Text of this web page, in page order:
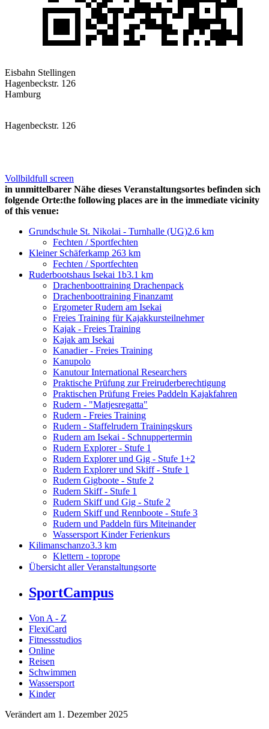
Eisbahn Stellingen
Hagenbeckstr. 126
Hamburg
Hagenbeckstr. 126
Vollbildfull screen
in unmittelbarer Nähe dieses Veranstaltungsortes befinden sich
folgende Orte:the following places are in the immediate vicinity
of this venue:
Grundschule St. Nikolai - Turnhalle (UG)2.6 km
Fechten / Sportfechten
Kleiner Schäferkamp 263 km
Fechten / Sportfechten
Ruderbootshaus Isekai 1b3.1 km
Drachenboottraining Drachenpack
Drachenboottraining Finanzamt
Ergometer Rudern am Isekai
Freies Training für Kajakkursteilnehmer
Kajak - Freies Training
Kajak am Isekai
Kanadier - Freies Training
Kanupolo
Kanutour International Researchers
Praktische Prüfung zur Freiruderberechtigung
Praktischen Prüfung Freies Paddeln Kajakfahren
Rudern - "Matjesregatta"
Rudern - Freies Training
Rudern - Staffelrudern Trainingskurs
Rudern am Isekai - Schnuppertermin
Rudern Explorer - Stufe 1
Rudern Explorer und Gig - Stufe 1+2
Rudern Explorer und Skiff - Stufe 1
Rudern Gigboote - Stufe 2
Rudern Skiff - Stufe 1
Rudern Skiff und Gig - Stufe 2
Rudern Skiff und Rennboote - Stufe 3
Rudern und Paddeln fürs Miteinander
Wassersport Kinder Ferienkurs
Kilimanschanzo3.3 km
Klettern - toprope
Übersicht aller Veranstaltungsorte
SportCampus
Von A - Z
FlexiCard
Fitnessstudios
Online
Reisen
Schwimmen
Wassersport
Kinder
Verändert am 1. Dezember 2025